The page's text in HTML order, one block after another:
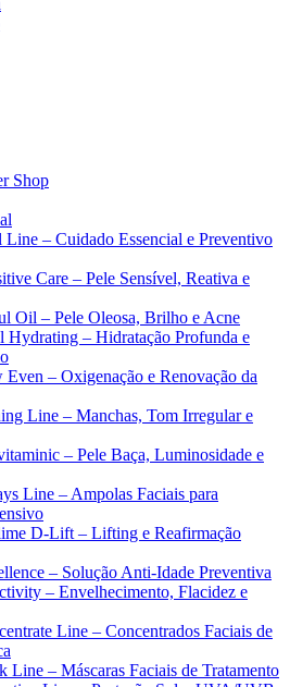
Shop
– Cuidado Essencial e Preventivo
Care – Pele Sensível, Reativa e
Oil – Pele Oleosa, Brilho e Acne
– Hidratação Profunda e
– Oxigenação e Renovação da
Line – Manchas, Tom Irregular e
– Pele Baça, Luminosidade e
Line – Ampolas Faciais para
D-Lift – Lifting e Reafirmação
– Solução Anti-Idade Preventiva
– Envelhecimento, Flacidez e
Line – Concentrados Faciais de
– Máscaras Faciais de Tratamento